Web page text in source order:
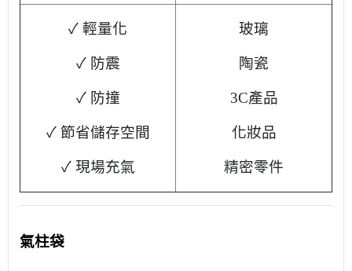
✓ 輕量化
✓ 防震
✓ 防撞
✓ 節省儲存空間
✓ 現場充氣
玻璃
陶瓷
3C產品
化妝品
精密零件
氣柱袋